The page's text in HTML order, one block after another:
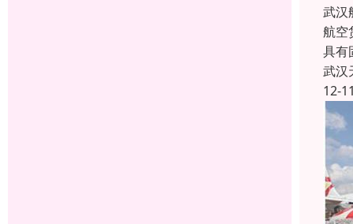
武汉
航空
具有
武汉
12-